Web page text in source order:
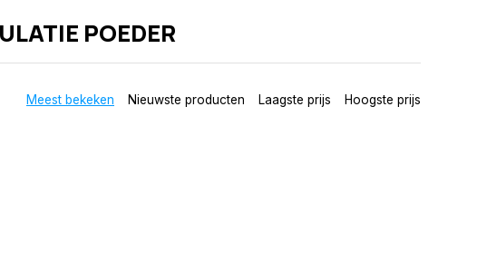
POEDER
Meest bekeken Nieuwste producten Laagste prijs Hoogste prijs